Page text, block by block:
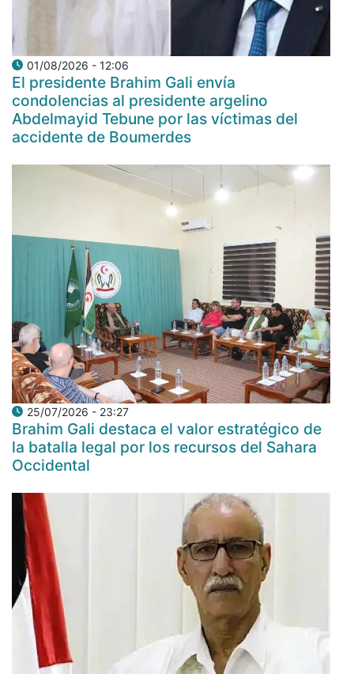
01/08/2026 - 12:06
El presidente Brahim Gali envía
condolencias al presidente argelino
Abdelmayid Tebune por las víctimas del
accidente de Boumerdes
25/07/2026 - 23:27
Brahim Gali destaca el valor estratégico de
la batalla legal por los recursos del Sahara
Occidental